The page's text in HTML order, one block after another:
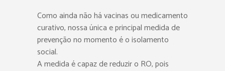
Como ainda não há vacinas ou medicamento
curativo, nossa única e principal medida de
prevenção no momento é o isolamento
social.
A medida é capaz de reduzir o RO, pois